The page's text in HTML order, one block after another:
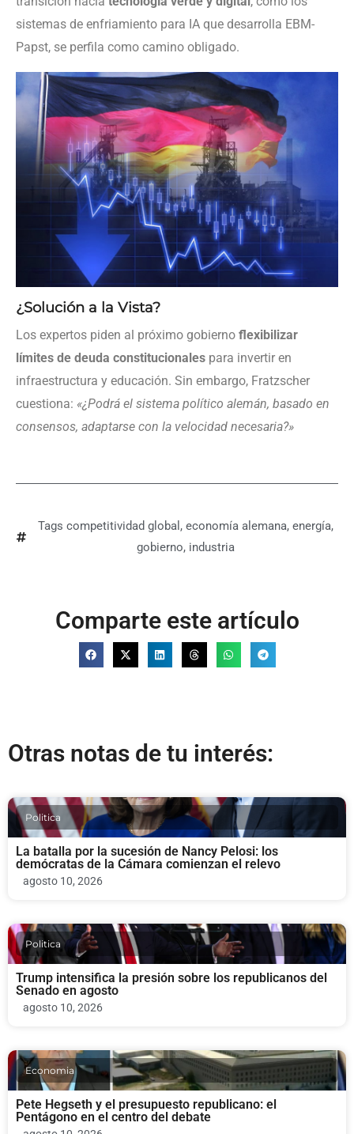
sistemas de enfriamiento para IA que desarrolla EBM-
Papst, se perfila como camino obligado.
¿Solución a la Vista?
Los expertos piden al próximo gobierno flexibilizar
límites de deuda constitucionales para invertir en
infraestructura y educación. Sin embargo, Fratzscher
cuestiona: «¿Podrá el sistema político alemán, basado en
consensos, adaptarse con la velocidad necesaria?»
Tags competitividad global , economía alemana, energía,
gobierno, industria
Comparte este artículo
Otras notas de tu interés:
Politica
La batalla por la sucesión de Nancy Pelosi: los
demócratas de la Cámara comienzan el relevo
agosto 10, 2026
Politica
Trump intensifica la presión sobre los republicanos del
Senado en agosto
agosto 10, 2026
Economia
Pete Hegseth y el presupuesto republicano: el
Pentágono en el centro del debate